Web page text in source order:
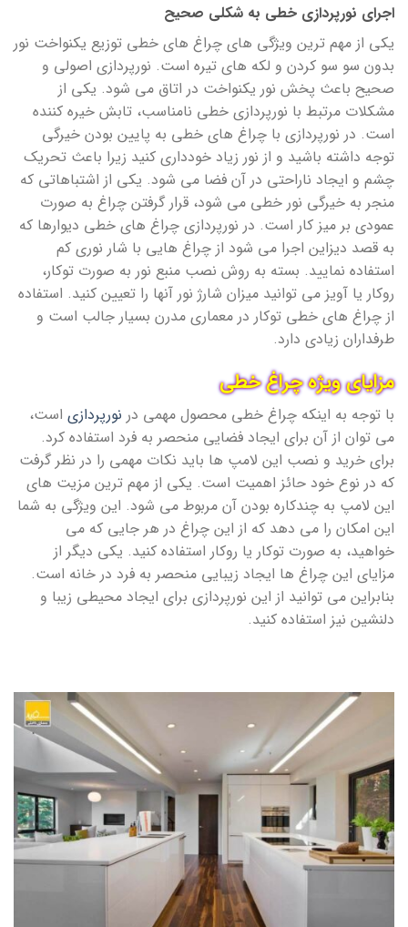
اجرای نورپردازی خطی به شکلی صحیح
یکی از مهم ترین ویژگی های چراغ های خطی توزیع یکنواخت نور
بدون سو سو کردن و لکه های تیره است. نورپردازی اصولی و
صحیح باعث پخش نور یکنواخت در اتاق می شود. یکی از
مشکلات مرتبط با نورپردازی خطی نامناسب، تابش خیره کننده
است. در نورپردازی با چراغ های خطی به پایین بودن خیرگی
توجه داشته باشید و از نور زیاد خودداری کنید زیرا باعث تحریک
چشم و ایجاد ناراحتی در آن فضا می شود. یکی از اشتباهاتی که
منجر به خیرگی نور خطی می شود، قرار گرفتن چراغ به صورت
عمودی بر میز کار است. در نورپردازی چراغ های خطی دیوارها که
به قصد دیزاین اجرا می شود از چراغ هایی با شار نوری کم
استفاده نمایید. بسته به روش نصب منبع نور به صورت توکار،
روکار یا آویز می توانید میزان شارژ نور آنها را تعیین کنید. استفاده
از چراغ های خطی توکار در معماری مدرن بسیار جالب است و
طرفداران زیادی دارد.
مزایای ویژه چراغ خطی
با توجه به اینکه چراغ خطی محصول مهمی در نورپردازی است،
می توان از آن برای ایجاد فضایی منحصر به فرد استفاده کرد.
برای خرید و نصب این لامپ ها باید نکات مهمی را در نظر گرفت
که در نوع خود حائز اهمیت است. یکی از مهم ترین مزیت های
این لامپ به چندکاره بودن آن مربوط می شود. این ویژگی به شما
این امکان را می دهد که از این چراغ در هر جایی که می
خواهید، به صورت توکار یا روکار استفاده کنید. یکی دیگر از
مزایای این چراغ ها ایجاد زیبایی منحصر به فرد در خانه است.
بنابراین می توانید از این نورپردازی برای ایجاد محیطی زیبا و
دلنشین نیز استفاده کنید.